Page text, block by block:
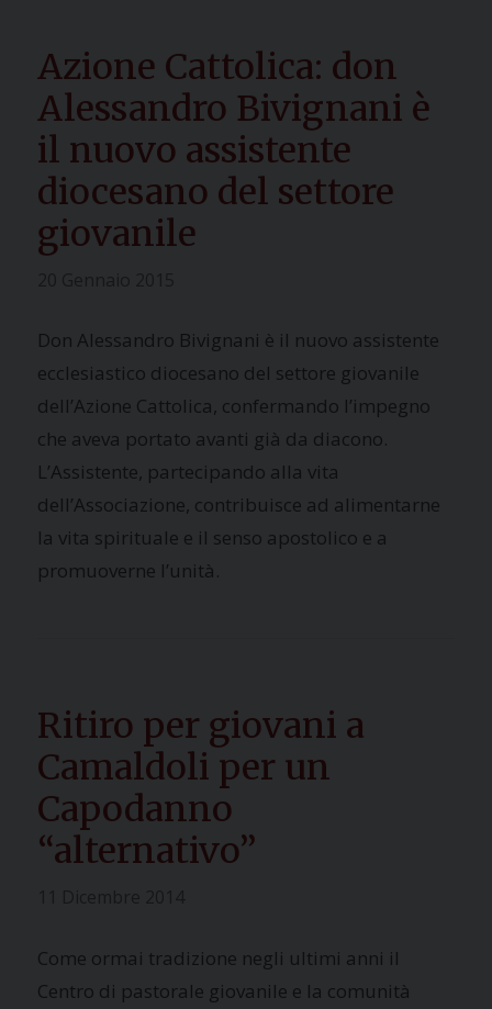
Azione Cattolica: don
Alessandro Bivignani è
il nuovo assistente
diocesano del settore
giovanile
Don Alessandro Bivignani è il nuovo assistente
ecclesiastico diocesano del settore giovanile
dell’Azione Cattolica, confermando l’impegno
che aveva portato avanti già da diacono.
L’Assistente, partecipando alla vita
dell’Associazione, contribuisce ad alimentarne
la vita spirituale e il senso apostolico e a
promuoverne l’unità.
Ritiro per giovani a
Camaldoli per un
Capodanno
“alternativo”
Come ormai tradizione negli ultimi anni il
Centro di pastorale giovanile e la comunità